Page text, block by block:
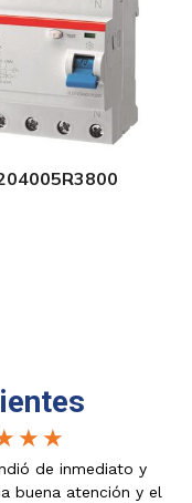
★ ★
de inmediato y
buena atención y el